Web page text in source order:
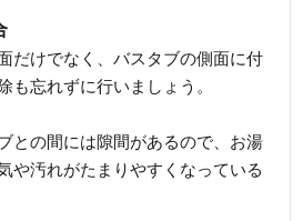
だけでなく、バスタブの側面に付
も忘れずに行いましょう。
との間には隙間があるので、お湯
や汚れがたまりやすくなっている